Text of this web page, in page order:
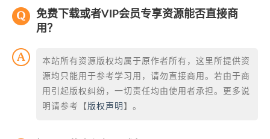
免费下载或者VIP会员专享资源能否直接商
用？
本站所有资源版权均属于原作者所有，这里所提供资
源均只能用于参考学习用，请勿直接商用。若由于商
用引起版权纠纷，一切责任均由使用者承担。更多说
明请参考【 版权声明 】。